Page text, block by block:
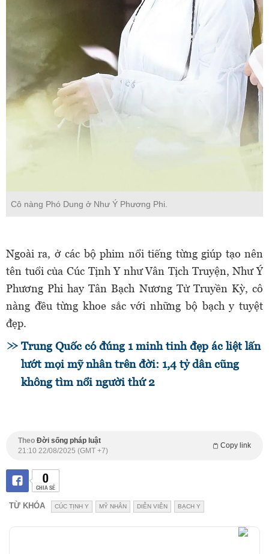
Cô nàng Phó Dung ở Như Ý Phương Phi.
Ngoài ra, ở các bộ phim nổi tiếng từng giúp tạo nên
tên tuổi của Cúc Tịnh Y như Vân Tịch Truyện, Như Ý
Phương Phi hay Tân Bạch Nương Tử Truyền Kỳ, cô
nàng đều từng khoe sắc với những bộ bạch y tuyệt
đẹp.
Trung Quốc có đúng 1 minh tinh đẹp ác liệt lấn
lướt mọi mỹ nhân trên đời: 1,4 tỷ dân cũng
không tìm nổi người thứ 2
Theo Đời sống pháp luật
Copy link
21:10 22/08/2025 (GMT +7)
0
CHIA SẺ
TỪ KHÓA CÚC TỊNH Y MỸ NHÂN DIỄN VIÊN BẠCH Y